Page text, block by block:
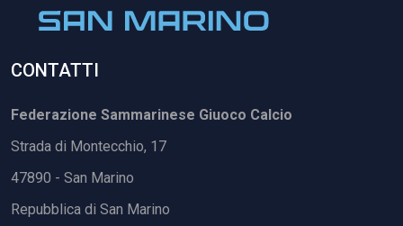
CONTATTI
Federazione Sammarinese Giuoco Calcio
Strada di Montecchio, 17
47890 - San Marino
Repubblica di San Marino